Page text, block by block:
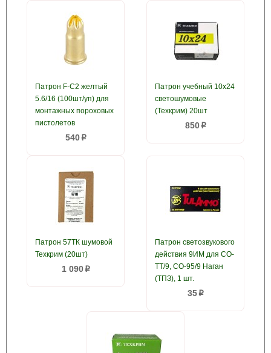
Патрон F-C2 желтый
5.6/16 (100шт/уп) для
монтажных пороховых
пистолетов
540p
Патрон учебный 10x24
светошумовые
(Техкрим) 20шт
850p
Патрон 57ТК шумовой
Техкрим (20шт)
1 090p
Патрон светозвукового
действия 9ИМ для СО-
ТТ/9, СО-95/9 Наган
(ТПЗ), 1 шт.
35p